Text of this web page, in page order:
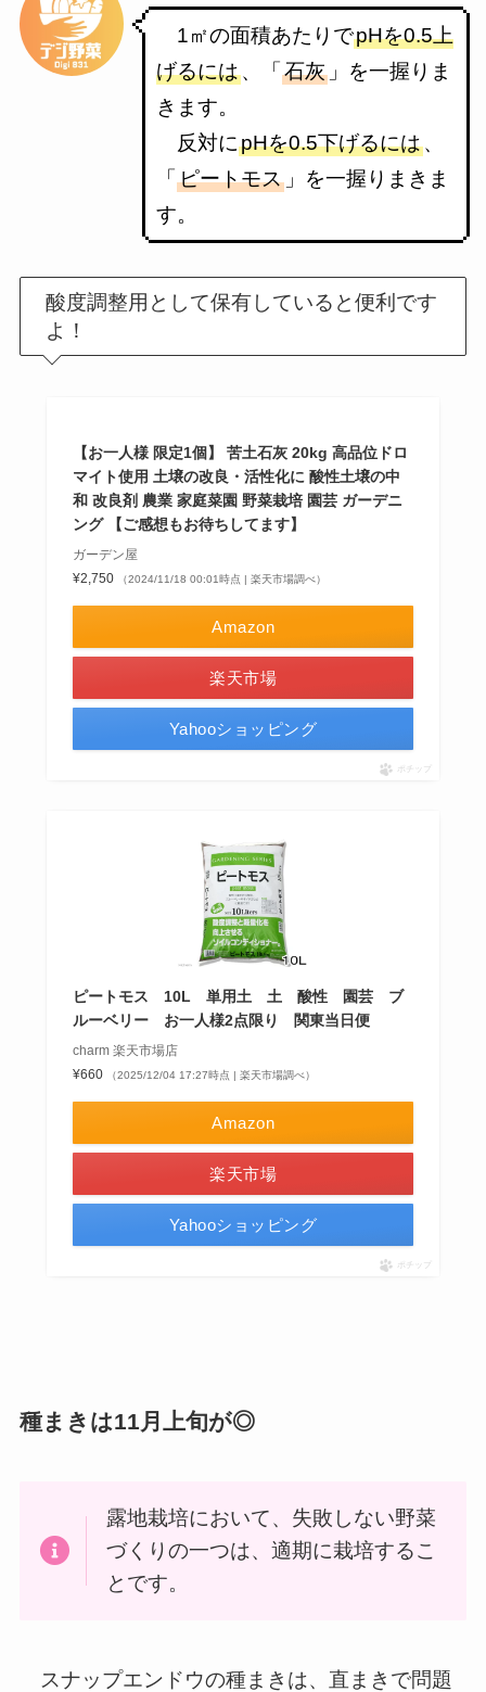
1㎡の面積あたりでpHを0.5上
げるには、「石灰」を一握りま
きます。
反対にpHを0.5下げるには、
「ピートモス」を一握りまきま
す。
酸度調整用として保有していると便利です
よ！
【お一人様 限定1個】 苦土石灰 20kg 高品位ドロ
マイト使用 土壌の改良・活性化に 酸性土壌の中
和 改良剤 農業 家庭菜園 野菜栽培 園芸 ガーデニ
ング 【ご感想もお待ちしてます】
ガーデン屋
¥2,750
（2024/11/18 00:01時点 | 楽天市場調べ）
Amazon
楽天市場
Yahooショッピング
ポチップ
ピートモス 10L 単用土 土 酸性 園芸 ブ
ルーベリー お一人様2点限り 関東当日便
charm 楽天市場店
¥660
（2025/12/04 17:27時点 | 楽天市場調べ）
Amazon
楽天市場
Yahooショッピング
ポチップ
種まきは11月上旬が◎
露地栽培において、失敗しない野菜
づくりの一つは、適期に栽培するこ
とです。
スナップエンドウの種まきは、直まきで問題